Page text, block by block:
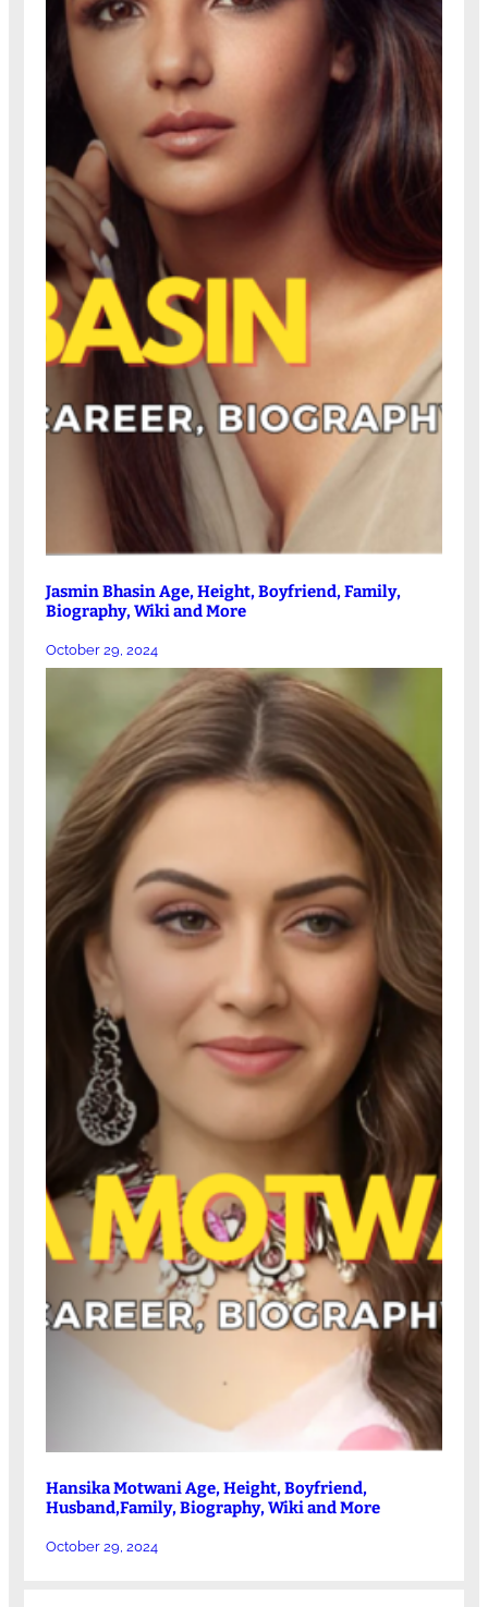
Jasmin Bhasin Age, Height, Boyfriend, Family,
Biography, Wiki and More
October 29, 2024
Hansika Motwani Age, Height, Boyfriend,
Husband,Family, Biography, Wiki and More
October 29, 2024